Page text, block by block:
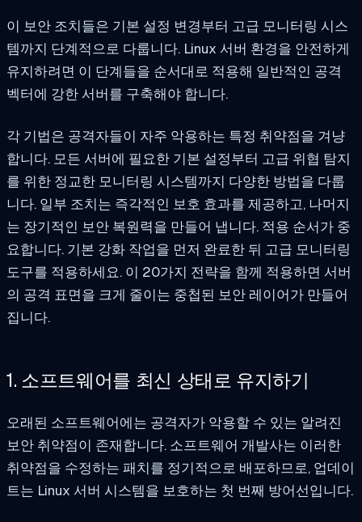
이 보안 조치들은 기본 설정 변경부터 고급 모니터링 시스
템까지 단계적으로 다룹니다. Linux 서버 환경을 안전하게
유지하려면 이 단계들을 순서대로 적용해 일반적인 공격
벡터에 강한 서버를 구축해야 합니다.
각 기법은 공격자들이 자주 악용하는 특정 취약점을 겨냥
합니다. 모든 서버에 필요한 기본 설정부터 고급 위협 탐지
를 위한 정교한 모니터링 시스템까지 다양한 방법을 다룹
니다. 일부 조치는 즉각적인 보호 효과를 제공하고, 나머지
는 장기적인 보안 복원력을 만들어 냅니다. 적용 순서가 중
요합니다. 기본 강화 작업을 먼저 완료한 뒤 고급 모니터링
도구를 적용하세요. 이 20가지 전략을 함께 적용하면 서버
의 공격 표면을 크게 줄이는 중첩된 보안 레이어가 만들어
집니다.
1. 소프트웨어를 최신 상태로 유지하기
오래된 소프트웨어에는 공격자가 악용할 수 있는 알려진
보안 취약점이 존재합니다. 소프트웨어 개발사는 이러한
취약점을 수정하는 패치를 정기적으로 배포하므로, 업데이
트는 Linux 서버 시스템을 보호하는 첫 번째 방어선입니다.